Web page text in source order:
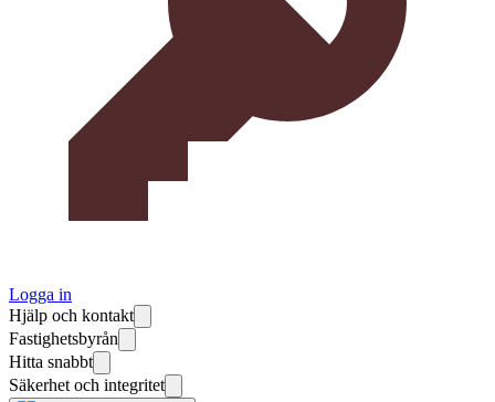
Logga in
Hjälp och kontakt
Fastighetsbyrån
Hitta snabbt
Säkerhet och integritet